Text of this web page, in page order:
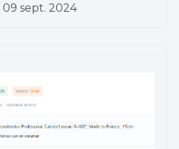
09 sept. 2024